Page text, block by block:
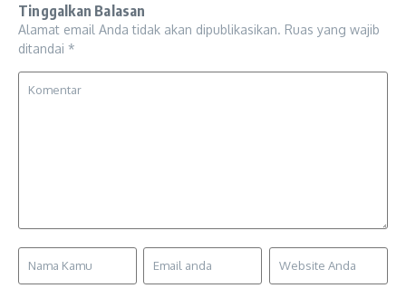
Tinggalkan Balasan
Alamat email Anda tidak akan dipublikasikan. Ruas yang wajib
ditandai *